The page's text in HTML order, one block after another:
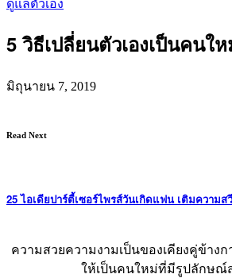
ดูแลตัวเอง
5 วิธีเปลี่ยนตัวเองเป็นคน
มิถุนายน 7, 2019
Read Next
25 ไอเดียปาร์ตี้เซอร์ไพรส์วันเกิดแฟน เติมความส
ความสวยความงามเป็นของเคียงคู่ข้า
ให้เป็นคนใหม่ที่มีรูปลักษณ์ส